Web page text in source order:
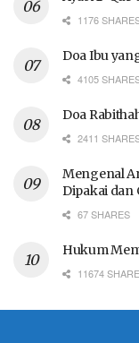
1176
Doa Ibu
4105
Doa
2411
Mengenal
Dipakai dan
67 SHARES
Hukum
11674